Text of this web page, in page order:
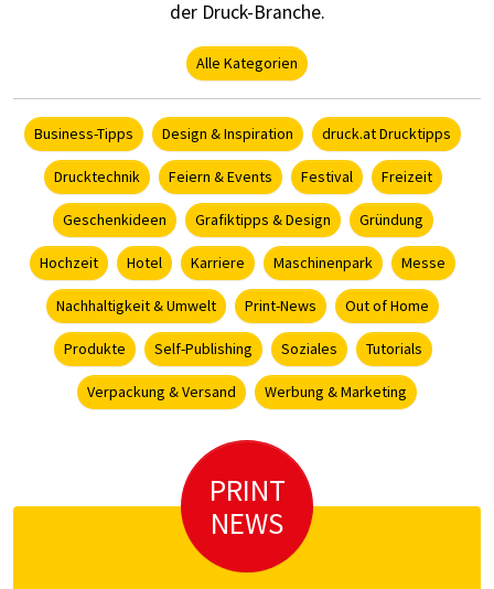
der Druck-Branche.
Alle Kategorien
Business-Tipps Design & Inspiration druck.at Drucktipps
Drucktechnik Feiern & Events Festival Freizeit
Geschenkideen Grafiktipps & Design Gründung
Hochzeit Hotel Karriere Maschinenpark Messe
Nachhaltigkeit & Umwelt Print-News Out of Home
Produkte Self-Publishing Soziales Tutorials
Verpackung & Versand Werbung & Marketing
PRINT
NEWS